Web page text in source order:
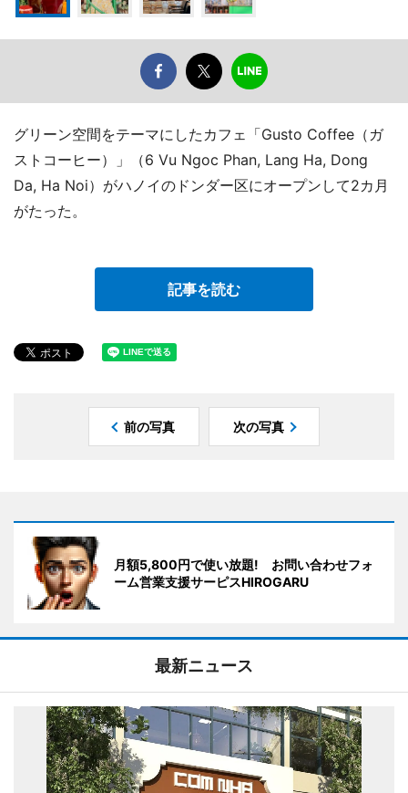
グリーン空間をテーマにしたカフェ「Gusto Coffee（ガ
ストコーヒー）」（6 Vu Ngoc Phan, Lang Ha, Dong
Da, Ha Noi）がハノイのドンダー区にオープンして2カ月
がたった。
記事を読む
前の写真 次の写真
月額5,800円で使い放題! お問い合わせフォ
ーム営業支援サーピスHIROGARU
最新ニュース